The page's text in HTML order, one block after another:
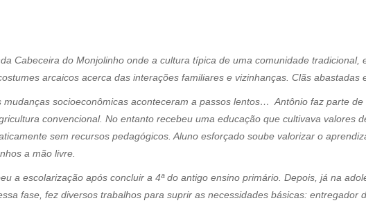
Cabeceira do Monjolinho onde a cultura típica de uma comunidade tradicional,
arcaicos acerca das interações familiares e vizinhanças. Clãs
socioeconômicas aconteceram a passos lentos… Antônio faz parte
convencional. No entanto recebeu uma educação que cultivava valores
sem recursos pedagógicos. Aluno esforçado soube valorizar o
a mão livre.
a escolarização após concluir a 4ª do antigo ensino primário. Depois, já na
fase, fez diversos trabalhos para suprir as necessidades básicas: entregador